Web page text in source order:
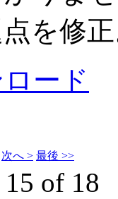
を修正
ード
次へ > 最後 >>
of 18